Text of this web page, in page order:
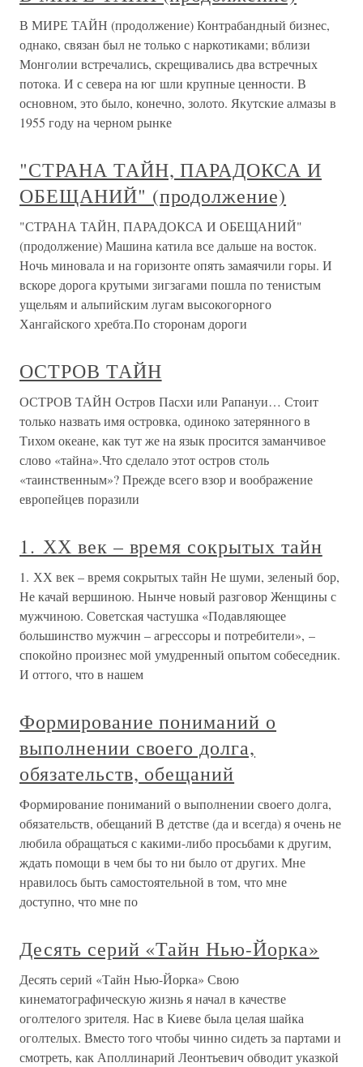
В МИРЕ ТАЙН (продолжение) Контрабандный бизнес,
однако, связан был не только с наркотиками; вблизи
Монголии встречались, скрещивались два встречных
потока. И с севера на юг шли крупные ценности. В
основном, это было, конечно, золото. Якутские алмазы в
1955 году на черном рынке
"СТРАНА ТАЙН, ПАРАДОКСА И
ОБЕЩАНИЙ" (продолжение)
"СТРАНА ТАЙН, ПАРАДОКСА И ОБЕЩАНИЙ"
(продолжение) Машина катила все дальше на восток.
Ночь миновала и на горизонте опять замаячили горы. И
вскоре дорога крутыми зигзагами пошла по тенистым
ущельям и альпийским лугам высокогорного
Хангайского хребта.По сторонам дороги
ОСТРОВ ТАЙН
ОСТРОВ ТАЙН Остров Пасхи или Рапануи… Стоит
только назвать имя островка, одиноко затерянного в
Тихом океане, как тут же на язык просится заманчивое
слово «тайна».Что сделало этот остров столь
«таинственным»? Прежде всего взор и воображение
европейцев поразили
1. ХХ век – время сокрытых тайн
1. ХХ век – время сокрытых тайн Не шуми, зеленый бор,
Не качай вершиною. Нынче новый разговор Женщины с
мужчиною. Советская частушка «Подавляющее
большинство мужчин – агрессоры и потребители», –
спокойно произнес мой умудренный опытом собеседник.
И оттого, что в нашем
Формирование пониманий о
выполнении своего долга,
обязательств, обещаний
Формирование пониманий о выполнении своего долга,
обязательств, обещаний В детстве (да и всегда) я очень не
любила обращаться с какими-либо просьбами к другим,
ждать помощи в чем бы то ни было от других. Мне
нравилось быть самостоятельной в том, что мне
доступно, что мне по
Десять серий «Тайн Нью-Йорка»
Десять серий «Тайн Нью-Йорка» Свою
кинематографическую жизнь я начал в качестве
оголтелого зрителя. Нас в Киеве была целая шайка
оголтелых. Вместо того чтобы чинно сидеть за партами и
смотреть, как Аполлинарий Леонтьевич обводит указкой